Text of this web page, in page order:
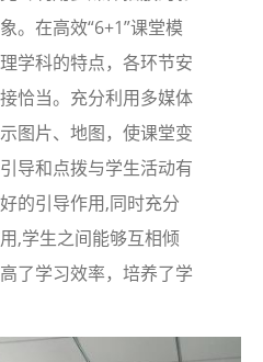
。在高效“6+1”课堂模
学科的特点，各环节安
恰当。充分利用多媒体
图片、地图，使课堂变
导和点拨与学生活动有
的引导作用,同时充分
,学生之间能够互相倾
了学习效率，培养了学